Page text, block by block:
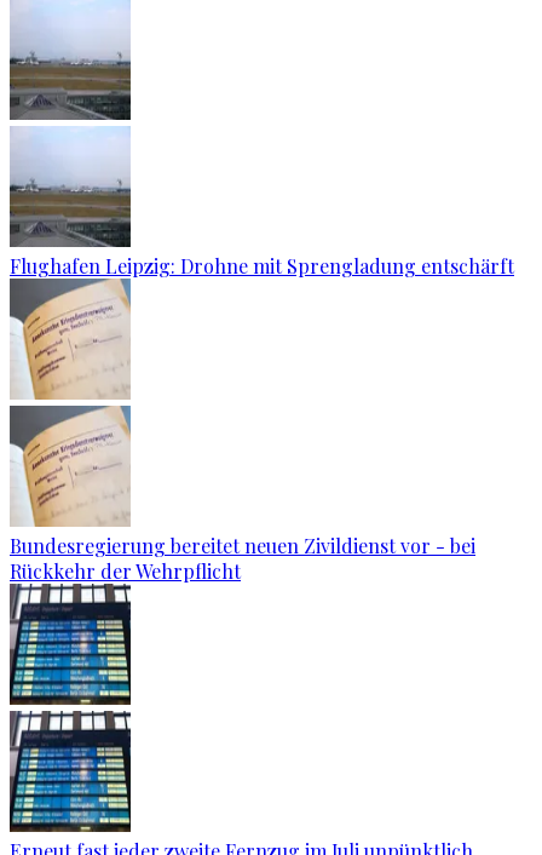
Flughafen Leipzig: Drohne mit Sprengladung entschärft
Bundesregierung bereitet neuen Zivildienst vor - bei
Rückkehr der Wehrpflicht